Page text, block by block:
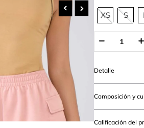
XS S
Detalle
Composición y
Calificación del